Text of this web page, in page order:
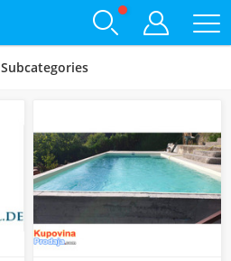
Subcategories